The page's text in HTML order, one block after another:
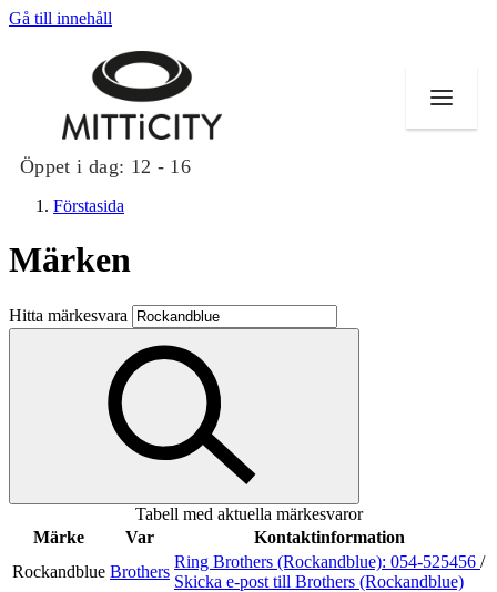
Gå till innehåll
Öppet i dag: 12 - 16
Butiker
Evenemang
Erbjudanden
Inspiration
Sök
Förstasida
Märken
Hitta märkesvara
Tabell med aktuella märkesvaror
Märke
Var
Kontaktinformation
Rockandblue Brothers
Ring Brothers (Rockandblue): 054-525456 /
Skicka e-post till Brothers (Rockandblue)